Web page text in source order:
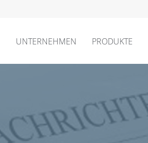
UNTERNEHMEN PRODUKTE